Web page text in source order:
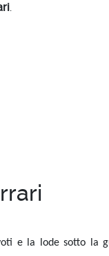
.
e la lode sotto la